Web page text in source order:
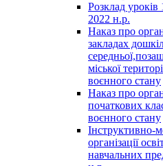
Розклад уроків
2022 н.р.
Наказ про
закладах
міської
воєнного стану
Наказ про
початкових
воєнного стану
Інструктивно-
організації
навчальних